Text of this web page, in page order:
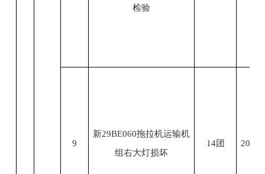
检验
9
新29BE060拖拉机运输机
组右大灯损坏
14团